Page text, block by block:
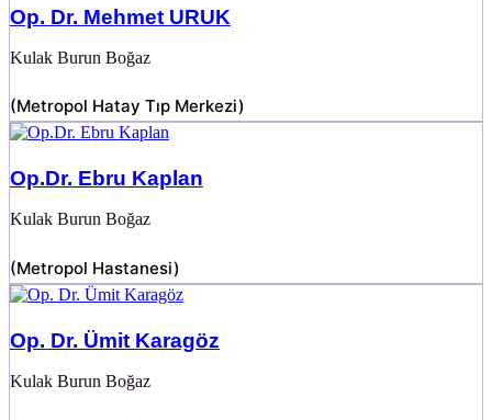
Op. Dr. Mehmet URUK
Kulak Burun Boğaz
(Metropol Hatay Tıp Merkezi)
Op.Dr. Ebru Kaplan
Kulak Burun Boğaz
(Metropol Hastanesi)
Op. Dr. Ümit Karagöz
Kulak Burun Boğaz